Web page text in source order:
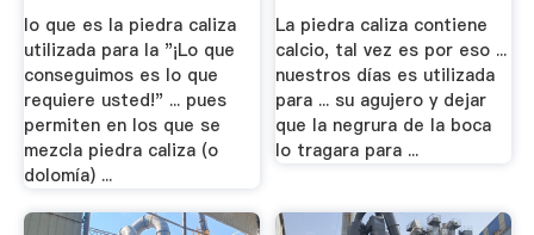
lo que es la piedra caliza
utilizada para la "¡Lo que
conseguimos es lo que
requiere usted!" ... pues
permiten en los que se
mezcla piedra caliza (o
dolomía) ...
La piedra caliza contiene
calcio, tal vez es por eso ...
nuestros días es utilizada
para ... su agujero y dejar
que la negrura de la boca
lo tragara para ...